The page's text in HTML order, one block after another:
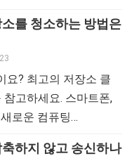
를 청소하는 방법은
요? 최고의 저장소 클
고하세요. 스마트폰,
로운 컴퓨팅…
하지 않고 송신하나